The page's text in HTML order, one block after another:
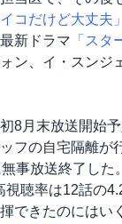
イコだけど大丈夫」
新ドラマ 「スタ
ン、イ・スンジ
8月末放送開始
フの自宅隔離
事放送終了し
視聴率は12話の
できたのにはい